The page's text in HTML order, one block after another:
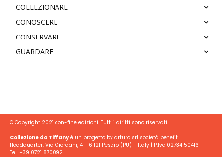
COLLEZIONARE
CONOSCERE
CONSERVARE
GUARDARE
© Copyright 2021 con-fine edizioni. Tutti i diritti sono riservati
Collezione da Tiffanyè un progetto by arturo srl società benefit
Headquarter: Via Giordani, 4 - 61121 Pesaro (PU) - Italy | P.Iva 02734150416
Tel. +39 0721 870092